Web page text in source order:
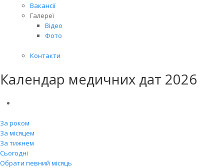
Вакансії
Галереї
Відео
Фото
Контакти
Календар медичних дат 2026
За роком
За місяцем
За тижнем
Сьогодні
Обрати певний місяць